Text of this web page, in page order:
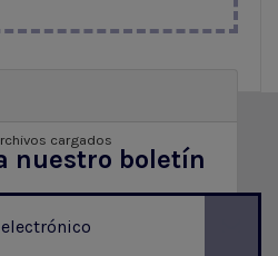
cargados
nuestro boletín